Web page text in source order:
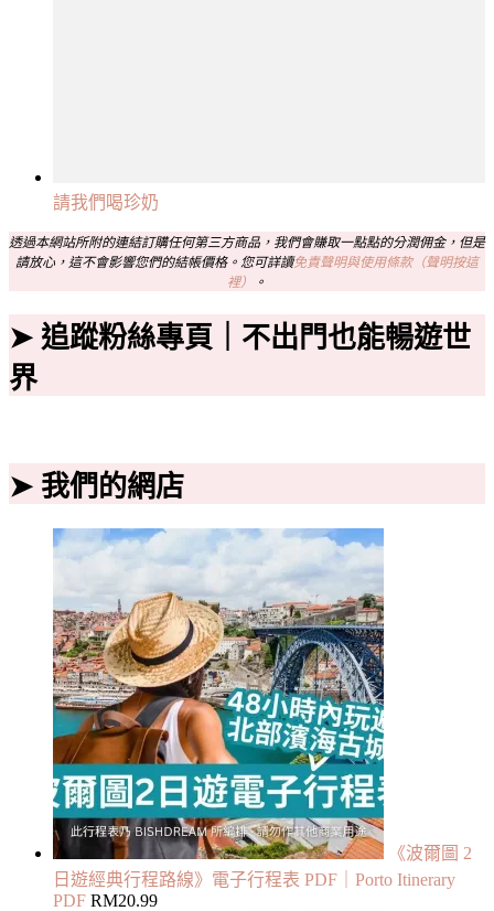
請我們喝珍奶
透過本網站所附的連結訂購任何第三方商品，我們會賺取一點點的分潤佣金，但是
請放心，這不會影響您們的結帳價格。您可詳讀免責聲明與使用條款（聲明按這
裡）
。
➤ 追蹤粉絲專頁｜不出門也能暢遊世
界
➤ 我們的網店
《波爾圖 2
日遊經典行程路線》電子行程表 PDF｜Porto Itinerary
PDF RM20.99